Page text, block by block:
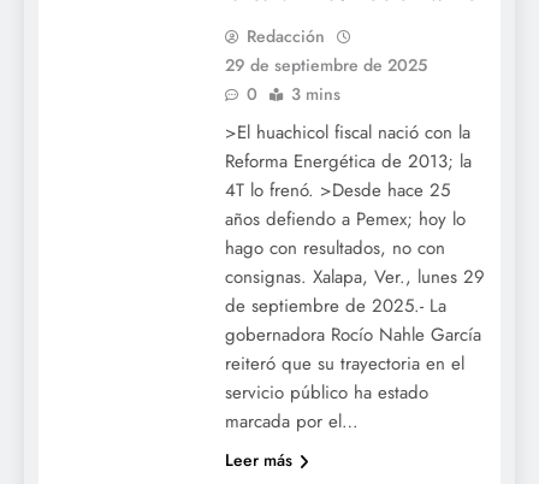
Redacción
29 de septiembre de 2025
0
3 mins
>El huachicol fiscal nació con la
Reforma Energética de 2013; la
4T lo frenó. >Desde hace 25
años defiendo a Pemex; hoy lo
hago con resultados, no con
consignas. Xalapa, Ver., lunes 29
de septiembre de 2025.- La
gobernadora Rocío Nahle García
reiteró que su trayectoria en el
servicio público ha estado
marcada por el…
Leer más